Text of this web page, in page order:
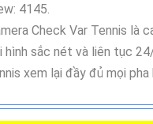
4145.
Check Var Tennis là
hình sắc nét và liên tục
xem lại đầy đủ mọi pha